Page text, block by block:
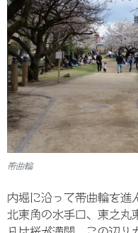
帯曲輪
内堀に沿って帯曲輪を進
北東角の水手口、東之丸